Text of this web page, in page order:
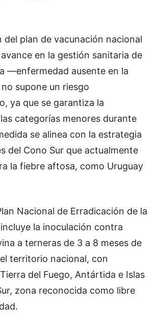
del plan de vacunación nacional
en la gestión sanitaria de
—enfermedad ausente en la
supone un riesgo
ya que se garantiza la
categorías menores durante
se alinea con la estrategia
del Cono Sur que actualmente
la fiebre aftosa, como Uruguay
Nacional de Erradicación de la
la inoculación contra
a terneras de 3 a 8 meses de
territorio nacional, con
del Fuego, Antártida e Islas
zona reconocida como libre